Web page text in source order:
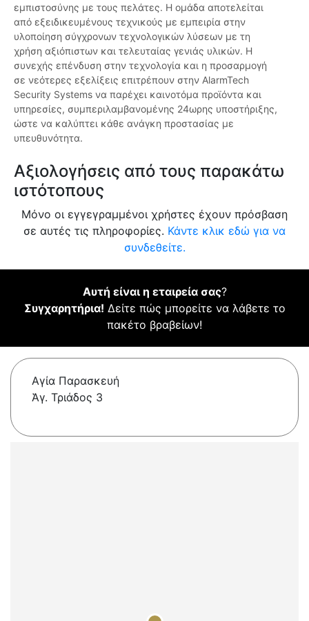
εμπιστοσύνης με τους πελάτες. Η ομάδα αποτελείται
από εξειδικευμένους τεχνικούς με εμπειρία στην
υλοποίηση σύγχρονων τεχνολογικών λύσεων με τη
χρήση αξιόπιστων και τελευταίας γενιάς υλικών. Η
συνεχής επένδυση στην τεχνολογία και η προσαρμογή
σε νεότερες εξελίξεις επιτρέπουν στην AlarmTech
Security Systems να παρέχει καινοτόμα προϊόντα και
υπηρεσίες, συμπεριλαμβανομένης 24ωρης υποστήριξης,
ώστε να καλύπτει κάθε ανάγκη προστασίας με
υπευθυνότητα.
Αξιολογήσεις από τους παρακάτω
ιστότοπους
Μόνο οι εγγεγραμμένοι χρήστες έχουν πρόσβαση
σε αυτές τις πληροφορίες. Κάντε κλικ εδώ για να
συνδεθείτε.
Αυτή είναι η εταιρεία σας?
Συγχαρητήρια! Δείτε πώς μπορείτε να λάβετε το
πακέτο βραβείων!
Αγία Παρασκευή
Ἁγ. Τριάδος 3